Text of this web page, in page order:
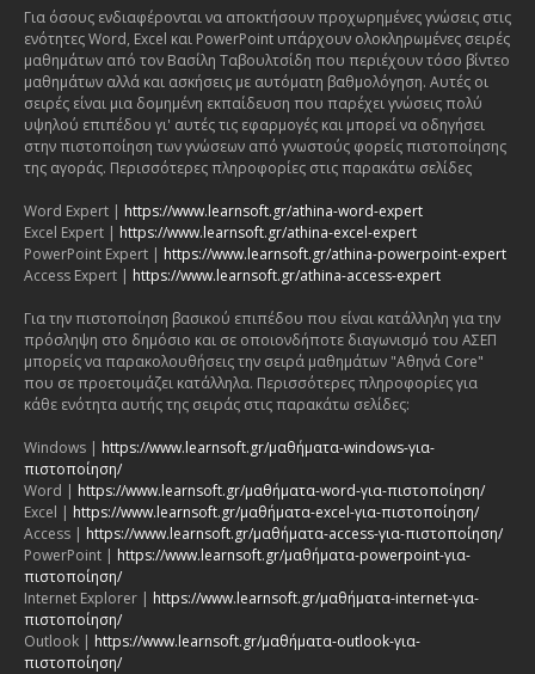
Για όσους ενδιαφέρονται να αποκτήσουν προχωρημένες γνώσεις στις
ενότητες Word, Excel και PowerPoint υπάρχουν ολοκληρωμένες σειρές
μαθημάτων από τον Βασίλη Ταβουλτσίδη που περιέχουν τόσο βίντεο
μαθημάτων αλλά και ασκήσεις με αυτόματη βαθμολόγηση. Αυτές οι
σειρές είναι μια δομημένη εκπαίδευση που παρέχει γνώσεις πολύ
υψηλού επιπέδου γι' αυτές τις εφαρμογές και μπορεί να οδηγήσει
στην πιστοποίηση των γνώσεων από γνωστούς φορείς πιστοποίησης
της αγοράς. Περισσότερες πληροφορίες στις παρακάτω σελίδες
Word Expert | https://www.learnsoft.gr/athina-word-expert
Excel Expert | https://www.learnsoft.gr/athina-excel-expert
PowerPoint Expert | https://www.learnsoft.gr/athina-powerpoint-expert
Access Expert | https://www.learnsoft.gr/athina-access-expert
Για την πιστοποίηση βασικού επιπέδου που είναι κατάλληλη για την
πρόσληψη στο δημόσιο και σε οποιονδήποτε διαγωνισμό του ΑΣΕΠ
μπορείς να παρακολουθήσεις την σειρά μαθημάτων "Αθηνά Core"
που σε προετοιμάζει κατάλληλα. Περισσότερες πληροφορίες για
κάθε ενότητα αυτής της σειράς στις παρακάτω σελίδες:
Windows | https://www.learnsoft.gr/μαθήματα-windows-για-
πιστοποίηση/
Word | https://www.learnsoft.gr/μαθήματα-word-για-πιστοποίηση/
Excel | https://www.learnsoft.gr/μαθήματα-excel-για-πιστοποίηση/
Access | https://www.learnsoft.gr/μαθήματα-access-για-πιστοποίηση/
PowerPoint | https://www.learnsoft.gr/μαθήματα-powerpoint-για-
πιστοποίηση/
Internet Explorer | https://www.learnsoft.gr/μαθήματα-internet-για-
πιστοποίηση/
Outlook | https://www.learnsoft.gr/μαθήματα-outlook-για-
πιστοποίηση/